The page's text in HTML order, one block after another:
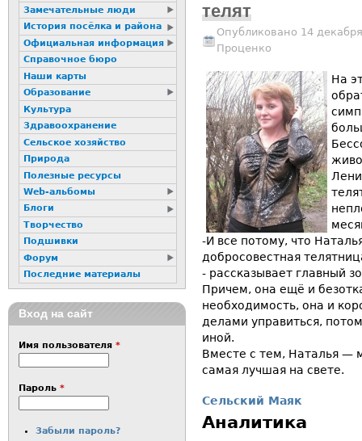
телят
Опубликовано 14
Проценко
На
-И все потому, что
добросовестная
- рассказывает главный
Причем, она ещё и
необходимость, она и
делами управиться,
иной.
Вместе с тем, Наталья —
самая лучшая на свете.
Сельский Маяк
Аналитика
Замечательные люди
История посёлка и района
Официальная информация
Справочное бюро
Наши карты
Образование
Культура
Здравоохранение
Сельское хозяйство
Природа
Полезные ресурсы
Web-альбомы
Блоги
Творчество
Подшивки
Форум
Последние материалы
Вход на сайт
Имя пользователя *
Пароль *
Забыли пароль?